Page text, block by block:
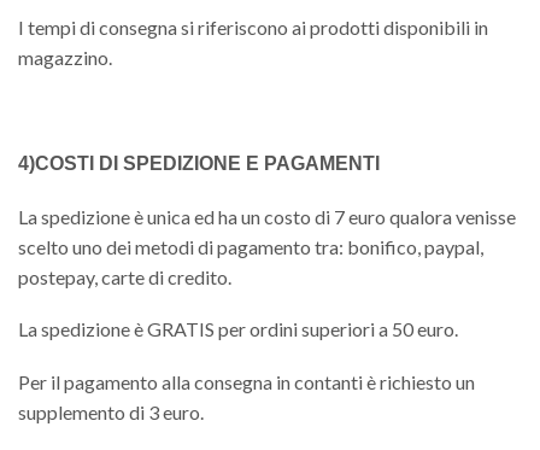
I tempi di consegna si riferiscono ai prodotti disponibili in
magazzino.
4)COSTI DI SPEDIZIONE E PAGAMENTI
La spedizione è unica ed ha un costo di 7 euro qualora venisse
scelto uno dei metodi di pagamento tra: bonifico, paypal,
postepay, carte di credito.
La spedizione è GRATIS per ordini superiori a 50 euro.
Per il pagamento alla consegna in contanti è richiesto un
supplemento di 3 euro.